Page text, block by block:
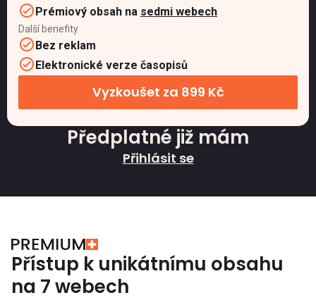
Prémiový obsah na sedmi webech
Další benefity
Bez reklam
Elektronické verze časopisů
Vyzkoušet za 899 Kč
Předplatné již mám
Přihlásit se
Přístup k unikátnímu obsahu
na 7 webech